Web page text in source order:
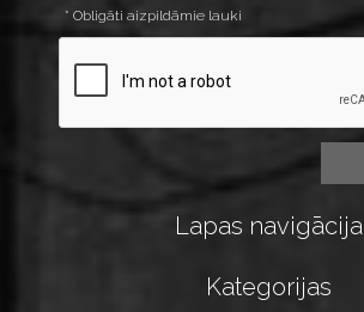
* Obligāti aizpildāmie lauki
Lapas navigācija
Kategorijas